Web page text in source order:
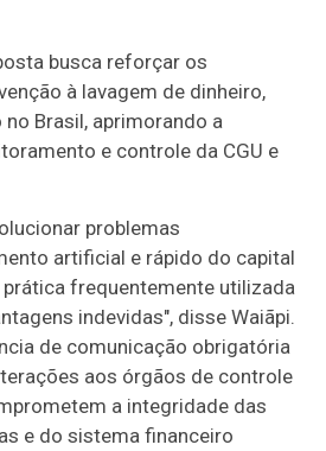
busca reforçar os
à lavagem de dinheiro,
Brasil, aprimorando a
e controle da CGU e
problemas
artificial e rápido do capital
frequentemente utilizada
indevidas", disse Waiãpi.
de comunicação obrigatória
aos órgãos de controle
a integridade das
e do sistema financeiro